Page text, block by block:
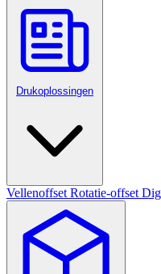
Drukoplossingen
Vellenoffset Rotatie-offset